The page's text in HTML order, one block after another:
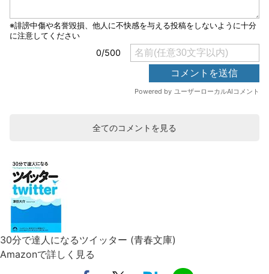
全てのコメントを見る
30分で達人になるツイッター (青春文庫)
Amazonで詳しく見る